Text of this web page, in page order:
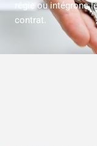
régie ou intégrons
contrat.